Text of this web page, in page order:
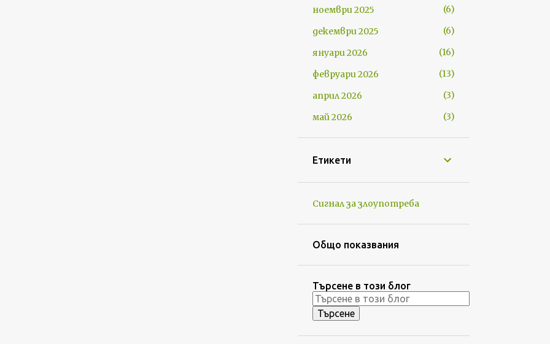
ноември 2025
6
декември 2025
6
януари 2026
16
февруари 2026
13
април 2026
3
май 2026
3
Етикети
Сигнал за злоупотреба
Общо показвания
Търсене в този блог